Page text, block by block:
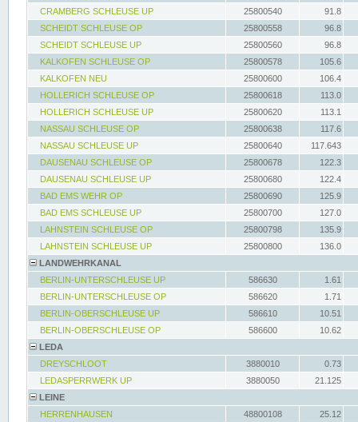
CRAMBERG SCHLEUSE UP
25800540
91.8
SCHEIDT SCHLEUSE OP
25800558
96.8
SCHEIDT SCHLEUSE UP
25800560
96.8
KALKOFEN SCHLEUSE OP
25800578
105.6
KALKOFEN NEU
25800600
106.4
HOLLERICH SCHLEUSE OP
25800618
113.0
HOLLERICH SCHLEUSE UP
25800620
113.1
NASSAU SCHLEUSE OP
25800638
117.6
NASSAU SCHLEUSE UP
25800640
117.643
DAUSENAU SCHLEUSE OP
25800678
122.3
DAUSENAU SCHLEUSE UP
25800680
122.4
BAD EMS WEHR OP
25800690
125.9
BAD EMS SCHLEUSE UP
25800700
127.0
LAHNSTEIN SCHLEUSE OP
25800798
135.9
LAHNSTEIN SCHLEUSE UP
25800800
136.0
LANDWEHRKANAL
BERLIN-UNTERSCHLEUSE UP
586630
1.61
BERLIN-UNTERSCHLEUSE OP
586620
1.71
BERLIN-OBERSCHLEUSE UP
586610
10.51
BERLIN-OBERSCHLEUSE OP
586600
10.62
LEDA
DREYSCHLOOT
3880010
0.73
LEDASPERRWERK UP
3880050
21.125
LEINE
HERRENHAUSEN
48800108
25.12